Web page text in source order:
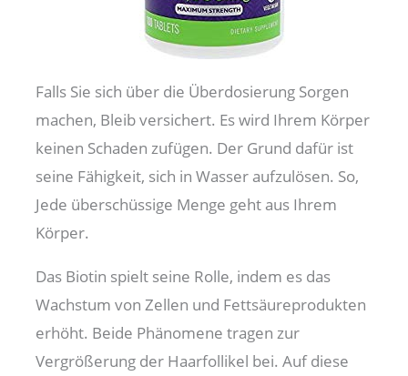
Falls Sie sich über die Überdosierung Sorgen
machen, Bleib versichert. Es wird Ihrem Körper
keinen Schaden zufügen. Der Grund dafür ist
seine Fähigkeit, sich in Wasser aufzulösen. So,
Jede überschüssige Menge geht aus Ihrem
Körper.
Das Biotin spielt seine Rolle, indem es das
Wachstum von Zellen und Fettsäureprodukten
erhöht. Beide Phänomene tragen zur
Vergrößerung der Haarfollikel bei. Auf diese